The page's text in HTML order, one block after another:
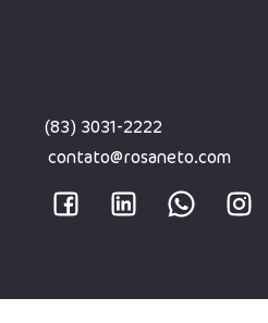
(83) 3031-2222
contato@rosaneto.com